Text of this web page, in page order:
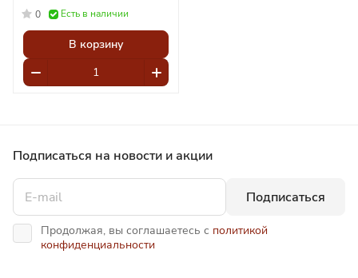
0 Есть в наличии
В корзину
Подписаться на новости и акции
Подписаться
Продолжая, вы соглашаетесь с политикой
конфиденциальности